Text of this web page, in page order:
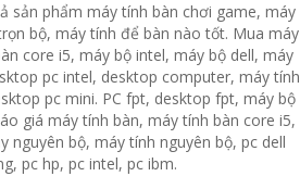
sản phẩm máy tính bàn chơi game, máy
bộ, máy tính để bàn nào tốt. Mua máy
core i5, máy bộ intel, máy bộ dell, máy
pc intel, desktop computer, máy tính
pc mini. PC fpt, desktop fpt, máy bộ
giá máy tính bàn, máy tính bàn core i5,
nguyên bộ, máy tính nguyên bộ, pc dell
pc hp, pc intel, pc ibm.